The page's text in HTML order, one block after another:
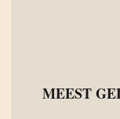
MEEST